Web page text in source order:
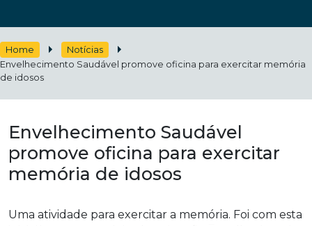
Home
Notícias
Envelhecimento Saudável promove oficina para exercitar memória
de idosos
Envelhecimento Saudável
promove oficina para exercitar
memória de idosos
Uma atividade para exercitar a memória. Foi com esta